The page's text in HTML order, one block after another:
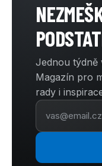
Jednou týdně
Magazín pro
rady i